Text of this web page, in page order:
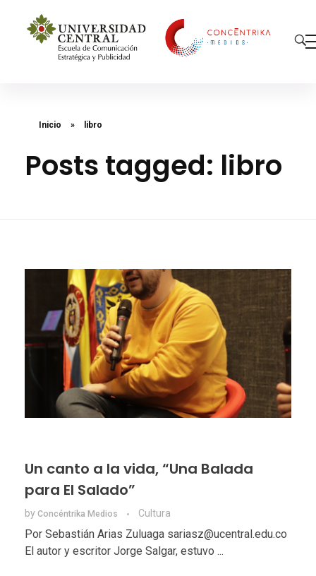
Inicio » libro
Posts tagged: libro
Un canto a la vida, “Una Balada
para El Salado”
by Concéntrika Medios Cultura
Por Sebastián Arias Zuluaga sariasz@ucentral.edu.co
El autor y escritor Jorge Salgar, estuvo ...